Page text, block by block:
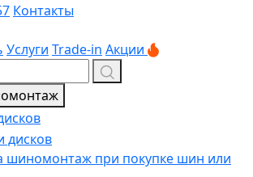
Контакты
Услуги Trade-in Акции